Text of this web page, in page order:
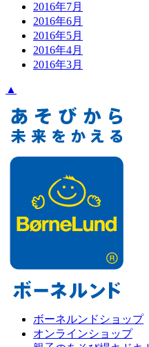
2016年7月
2016年6月
2016年5月
2016年4月
2016年3月
▲
ボーネルンドショップ
オンラインショップ